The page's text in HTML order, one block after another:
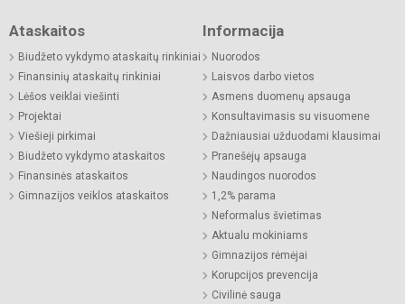
Ataskaitos
Biudžeto vykdymo ataskaitų rinkiniai
Finansinių ataskaitų rinkiniai
Lėšos veiklai viešinti
Projektai
Viešieji pirkimai
Biudžeto vykdymo ataskaitos
Finansinės ataskaitos
Gimnazijos veiklos ataskaitos
Informacija
Nuorodos
Laisvos darbo vietos
Asmens duomenų apsauga
Konsultavimasis su visuomene
Dažniausiai užduodami klausimai
Pranešėjų apsauga
Naudingos nuorodos
1,2% parama
Neformalus švietimas
Aktualu mokiniams
Gimnazijos rėmėjai
Korupcijos prevencija
Civilinė sauga